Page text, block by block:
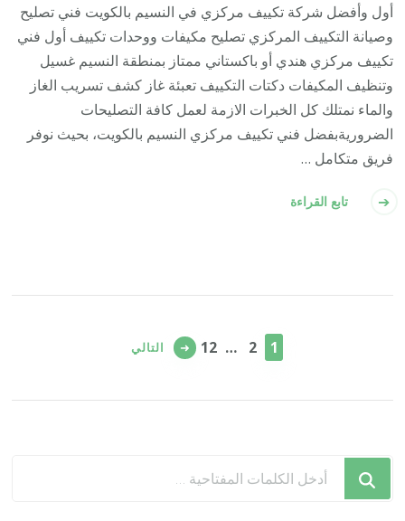
أول وأفضل شركة تكييف مركزي في النسيم بالكويت فني تصليح
وصيانة التكييف المركزي تصليح مكيفات ووحدات تكييف أول فني
تكييف مركزي هندي أو باكستاني ممتاز بمنطقة النسيم غسيل
وتنظيف المكيفات دكتات التكييف تعبئة غاز كشف تسريب الغاز
والماء نمتلك كل الخبرات الازمة لعمل كافة التصليحات
الضروريةبفضل فني تكييف مركزي النسيم بالكويت، بحيث نوفر
فريق متكامل …
تابع القراءة
صفحة
1 صفحة
2
… صفحة
12 التالي
تبحث